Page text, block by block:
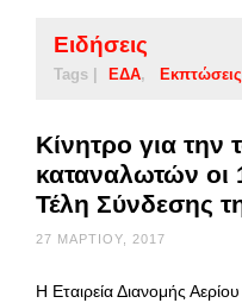
Ειδήσεις
Tags | ΕΔΑ Εκπτώσεις
Κίνητρο για την
καταναλωτών οι
Τέλη Σύνδεσης
27 ΜΑΡΤΊΟΥ, 2017
Η Εταιρεία Διανομής